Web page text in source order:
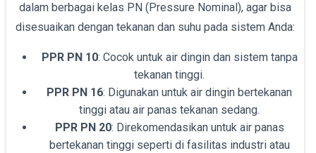
dalam berbagai kelas PN (Pressure Nominal), agar bisa
disesuaikan dengan tekanan dan suhu pada sistem Anda:
PPR PN 10: Cocok untuk air dingin dan sistem tanpa
tekanan tinggi.
PPR PN 16: Digunakan untuk air dingin bertekanan
tinggi atau air panas tekanan sedang.
PPR PN 20: Direkomendasikan untuk air panas
bertekanan tinggi seperti di fasilitas industri atau